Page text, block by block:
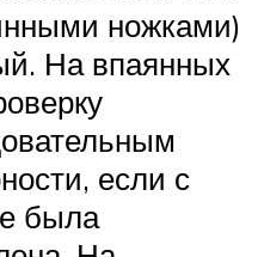
ножками)
На впаянных
если с
была